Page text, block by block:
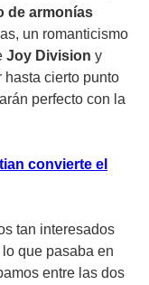
de armonías
un romanticismo
Joy Division y
cierto punto
perfecto con la
convierte el
tan interesados
que pasaba en
entre las dos